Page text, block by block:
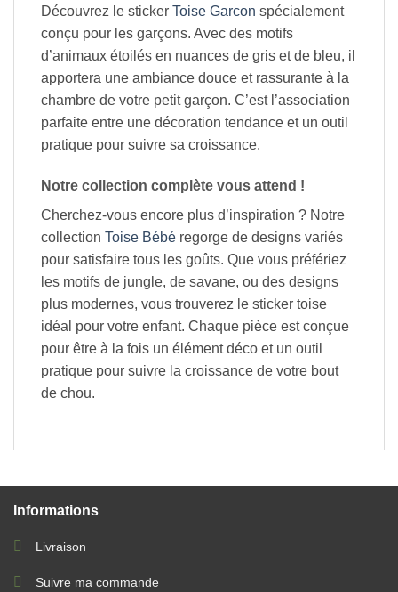
Découvrez le sticker Toise Garcon spécialement
conçu pour les garçons. Avec des motifs
d’animaux étoilés en nuances de gris et de bleu, il
apportera une ambiance douce et rassurante à la
chambre de votre petit garçon. C’est l’association
parfaite entre une décoration tendance et un outil
pratique pour suivre sa croissance.
Notre collection complète vous attend !
Cherchez-vous encore plus d’inspiration ? Notre
collection Toise Bébé regorge de designs variés
pour satisfaire tous les goûts. Que vous préfériez
les motifs de jungle, de savane, ou des designs
plus modernes, vous trouverez le sticker toise
idéal pour votre enfant. Chaque pièce est conçue
pour être à la fois un élément déco et un outil
pratique pour suivre la croissance de votre bout
de chou.
Informations
Livraison
Suivre ma commande